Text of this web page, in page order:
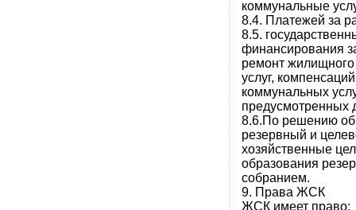
коммунальные
8.4. Платежей за
8.5.
финансирования
ремонт
услуг,
коммунальных
предусмотренных
8.6.По решению
резервный и
хозяйственные
образования
собранием.
9. Права ЖСК
ЖСК имеет право: